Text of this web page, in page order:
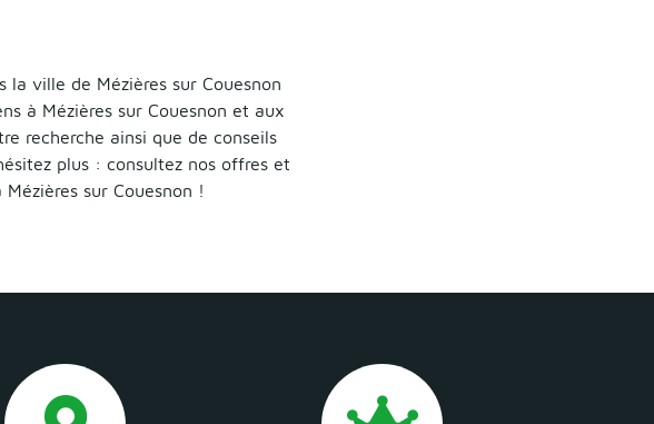
la ville de Mézières sur Couesnon
à Mézières sur Couesnon et aux
recherche ainsi que de conseils
plus : consultez nos offres et
sur Couesnon !